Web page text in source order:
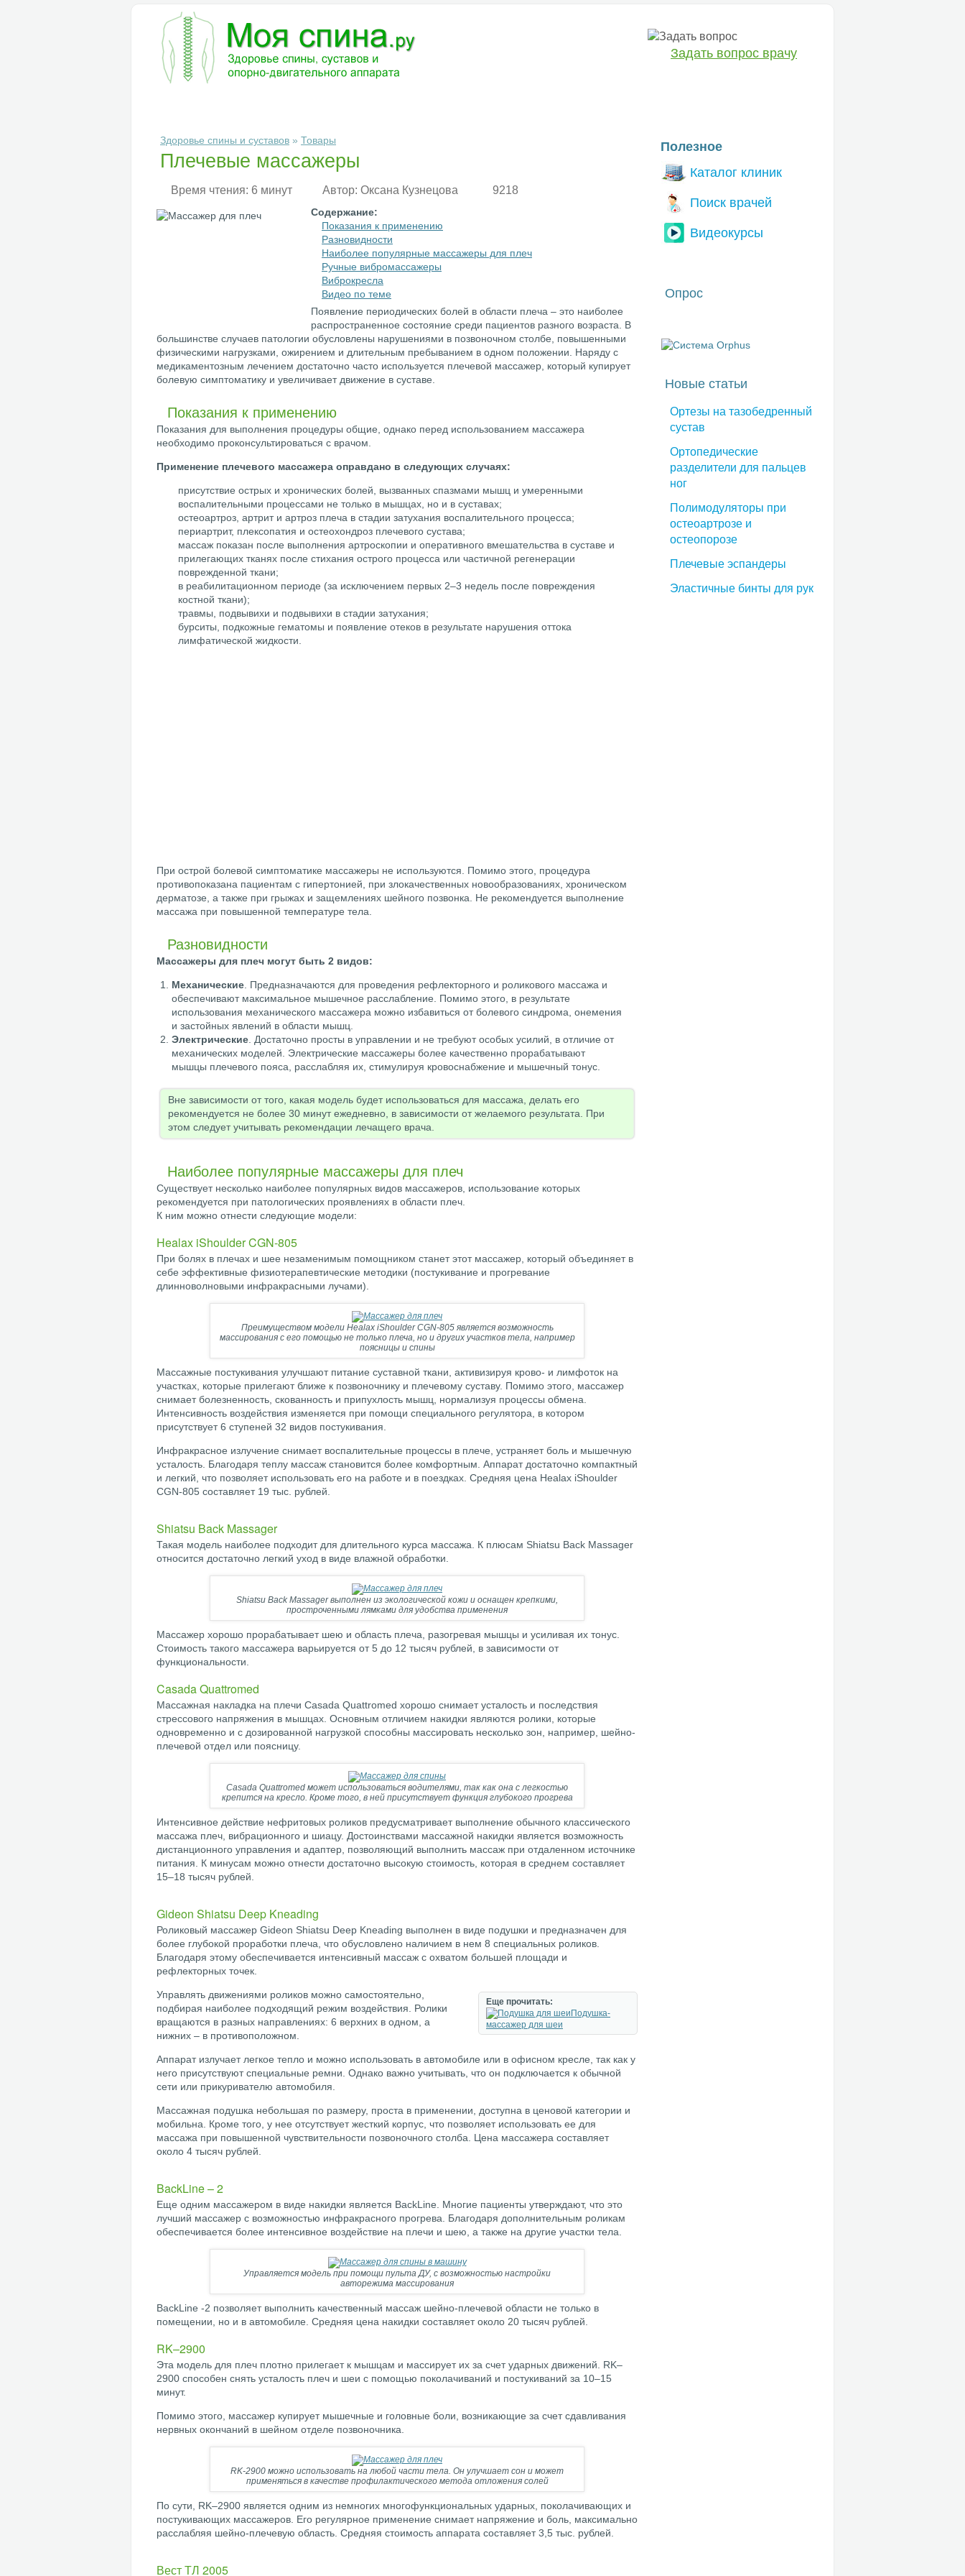
Задать вопрос врачу
Здоровье спины и суставов » Товары
Плечевые массажеры
Время чтения: 6 минут Автор: Оксана Кузнецова 9218
Содержание:
Показания к применению
Разновидности
Наиболее популярные массажеры для плеч
Ручные вибромассажеры
Виброкресла
Видео по теме
Появление периодических болей в области плеча – это наиболее
распространенное состояние среди пациентов разного возраста. В
большинстве случаев патологии обусловлены нарушениями в позвоночном столбе, повышенными
физическими нагрузками, ожирением и длительным пребыванием в одном положении. Наряду с
медикаментозным лечением достаточно часто используется плечевой массажер, который купирует
болевую симптоматику и увеличивает движение в суставе.
Показания к применению
Показания для выполнения процедуры общие, однако перед использованием массажера
необходимо проконсультироваться с врачом.
Применение плечевого массажера оправдано в следующих случаях:
присутствие острых и хронических болей, вызванных спазмами мышц и умеренными
воспалительными процессами не только в мышцах, но и в суставах;
остеоартроз, артрит и артроз плеча в стадии затухания воспалительного процесса;
периартрит, плексопатия и остеохондроз плечевого сустава;
массаж показан после выполнения артроскопии и оперативного вмешательства в суставе и
прилегающих тканях после стихания острого процесса или частичной регенерации
поврежденной ткани;
в реабилитационном периоде (за исключением первых 2–3 недель после повреждения
костной ткани);
травмы, подвывихи и подвывихи в стадии затухания;
бурситы, подкожные гематомы и появление отеков в результате нарушения оттока
лимфатической жидкости.
При острой болевой симптоматике массажеры не используются. Помимо этого, процедура
противопоказана пациентам с гипертонией, при злокачественных новообразованиях, хроническом
дерматозе, а также при грыжах и защемлениях шейного позвонка. Не рекомендуется выполнение
массажа при повышенной температуре тела.
Разновидности
Массажеры для плеч могут быть 2 видов:
Механические . Предназначаются для проведения рефлекторного и роликового массажа и
обеспечивают максимальное мышечное расслабление. Помимо этого, в результате
использования механического массажера можно избавиться от болевого синдрома, онемения
и застойных явлений в области мышц.
Электрические . Достаточно просты в управлении и не требуют особых усилий, в отличие от
механических моделей. Электрические массажеры более качественно прорабатывают
мышцы плечевого пояса, расслабляя их, стимулируя кровоснабжение и мышечный тонус.
Вне зависимости от того, какая модель будет использоваться для массажа, делать его
рекомендуется не более 30 минут ежедневно, в зависимости от желаемого результата. При
этом следует учитывать рекомендации лечащего врача.
Наиболее популярные массажеры для плеч
Существует несколько наиболее популярных видов массажеров, использование которых
рекомендуется при патологических проявлениях в области плеч.
К ним можно отнести следующие модели:
Healax iShoulder CGN-805
При болях в плечах и шее незаменимым помощником станет этот массажер, который объединяет в
себе эффективные физиотерапевтические методики (постукивание и прогревание
длинноволновыми инфракрасными лучами).
Преимуществом модели Healax iShoulder CGN-805 является возможность
массирования с его помощью не только плеча, но и других участков тела, например
поясницы и спины
Массажные постукивания улучшают питание суставной ткани, активизируя крово- и лимфоток на
участках, которые прилегают ближе к позвоночнику и плечевому суставу. Помимо этого, массажер
снимает болезненность, скованность и припухлость мышц, нормализуя процессы обмена.
Интенсивность воздействия изменяется при помощи специального регулятора, в котором
присутствует 6 ступеней 32 видов постукивания.
Инфракрасное излучение снимает воспалительные процессы в плече, устраняет боль и мышечную
усталость. Благодаря теплу массаж становится более комфортным. Аппарат достаточно компактный
и легкий, что позволяет использовать его на работе и в поездках. Средняя цена Healax iShoulder
CGN-805 составляет 19 тыс. рублей.
Shiatsu Back Massager
Такая модель наиболее подходит для длительного курса массажа. К плюсам Shiatsu Back Massager
относится достаточно легкий уход в виде влажной обработки.
Shiatsu Back Massager выполнен из экологической кожи и оснащен крепкими,
простроченными лямками для удобства применения
Массажер хорошо прорабатывает шею и область плеча, разогревая мышцы и усиливая их тонус.
Стоимость такого массажера варьируется от 5 до 12 тысяч рублей, в зависимости от
функциональности.
Casada Quattromed
Массажная накладка на плечи Casada Quattromed хорошо снимает усталость и последствия
стрессового напряжения в мышцах. Основным отличием накидки являются ролики, которые
одновременно и с дозированной нагрузкой способны массировать несколько зон, например, шейно-
плечевой отдел или поясницу.
Casada Quattromed может использоваться водителями, так как она с легкостью
крепится на кресло. Кроме того, в ней присутствует функция глубокого прогрева
Интенсивное действие нефритовых роликов предусматривает выполнение обычного классического
массажа плеч, вибрационного и шиацу. Достоинствами массажной накидки является возможность
дистанционного управления и адаптер, позволяющий выполнить массаж при отдаленном источнике
питания. К минусам можно отнести достаточно высокую стоимость, которая в среднем составляет
15–18 тысяч рублей.
Gideon Shiatsu Deep Kneading
Роликовый массажер Gideon Shiatsu Deep Kneading выполнен в виде подушки и предназначен для
более глубокой проработки плеча, что обусловлено наличием в нем 8 специальных роликов.
Благодаря этому обеспечивается интенсивный массаж с охватом большей площади и
рефлекторных точек.
Еще прочитать:
Подушка-
массажер для шеи
Управлять движениями роликов можно самостоятельно,
подбирая наиболее подходящий режим воздействия. Ролики
вращаются в разных направлениях: 6 верхних в одном, а
нижних – в противоположном.
Аппарат излучает легкое тепло и можно использовать в автомобиле или в офисном кресле, так как у
него присутствуют специальные ремни. Однако важно учитывать, что он подключается к обычной
сети или прикуривателю автомобиля.
Массажная подушка небольшая по размеру, проста в применении, доступна в ценовой категории и
мобильна. Кроме того, у нее отсутствует жесткий корпус, что позволяет использовать ее для
массажа при повышенной чувствительности позвоночного столба. Цена массажера составляет
около 4 тысяч рублей.
BackLine – 2
Еще одним массажером в виде накидки является BackLine. Многие пациенты утверждают, что это
лучший массажер с возможностью инфракрасного прогрева. Благодаря дополнительным роликам
обеспечивается более интенсивное воздействие на плечи и шею, а также на другие участки тела.
Управляется модель при помощи пульта ДУ, с возможностью настройки
авторежима массирования
BackLine -2 позволяет выполнить качественный массаж шейно-плечевой области не только в
помещении, но и в автомобиле. Средняя цена накидки составляет около 20 тысяч рублей.
RK–2900
Эта модель для плеч плотно прилегает к мышцам и массирует их за счет ударных движений. RK–
2900 способен снять усталость плеч и шеи с помощью поколачиваний и постукиваний за 10–15
минут.
Помимо этого, массажер купирует мышечные и головные боли, возникающие за счет сдавливания
нервных окончаний в шейном отделе позвоночника.
RK-2900 можно использовать на любой части тела. Он улучшает сон и может
применяться в качестве профилактического метода отложения солей
По сути, RK–2900 является одним из немногих многофункциональных ударных, поколачивающих и
постукивающих массажеров. Его регулярное применение снимает напряжение и боль, максимально
расслабляя шейно-плечевую область. Средняя стоимость аппарата составляет 3,5 тыс. рублей.
Вест ТЛ 2005
Полезное
Каталог клиник
Поиск врачей
Видеокурсы
Опрос
Новые статьи
Ортезы на тазобедренный
сустав
Ортопедические
разделители для пальцев
ног
Полимодуляторы при
остеоартрозе и
остеопорозе
Плечевые эспандеры
Эластичные бинты для рук